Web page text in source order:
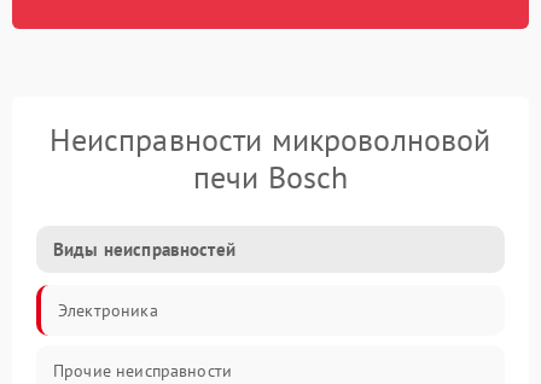
Неисправности микроволновой
печи Bosch
Виды неисправностей
Электроника
Прочие неисправности